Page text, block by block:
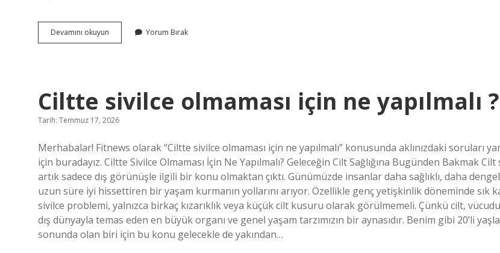
Devamını okuyun Vücuttan
radyasyonu
lazım
?
Yorum Bırak
Ciltte sivilce olmaması için ne yapılmalı ?
Tarih: Temmuz 17, 2026
Merhabalar! Fitnews olarak “Ciltte sivilce olmaması için ne yapılmalı” konusunda aklınızdaki soruları
için buradayız. Ciltte Sivilce Olmaması İçin Ne Yapılmalı? Geleceğin Cilt Sağlığına Bugünden Bakmak Cilt
artık sadece dış görünüşle ilgili bir konu olmaktan çıktı. Günümüzde insanlar daha sağlıklı, daha
uzun süre iyi hissettiren bir yaşam kurmanın yollarını arıyor. Özellikle genç yetişkinlik döneminde sık
sivilce problemi, yalnızca birkaç kızarıklık veya küçük cilt kusuru olarak görülmemeli. Çünkü cilt,
dış dünyayla temas eden en büyük organı ve genel yaşam tarzımızın bir aynasıdır. Benim gibi 20’li
sonunda olan biri için bu konu gelecekle de yakından…